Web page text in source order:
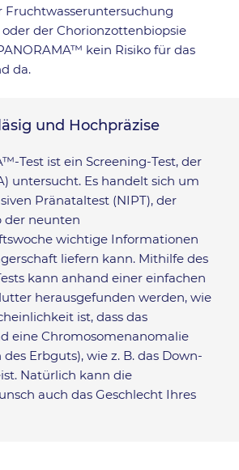
Fruchtwasseruntersuchung
der Chorionzottenbiopsie
kein Risiko für das
da.
und Hochpräzise
Test ist ein Screening-Test, der
untersucht. Es handelt sich um
Pränataltest (NIPT), der
der neunten
wichtige Informationen
liefern kann. Mithilfe des
kann anhand einer einfachen
herausgefunden werden, wie
ist, dass das
eine Chromosomenanomalie
Erbguts), wie z. B. das Down-
Natürlich kann die
auch das Geschlecht Ihres